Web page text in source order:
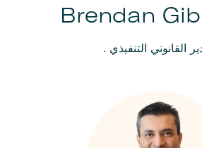
Brendan
القانوني التنفيذي .